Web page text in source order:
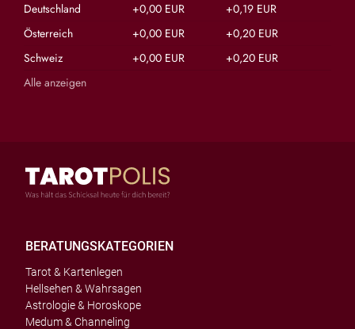
Deutschland
+0,00 EUR
+0,19 EUR
Österreich
+0,00 EUR
+0,20 EUR
Schweiz
+0,00 EUR
+0,20 EUR
Alle anzeigen
BERATUNGSKATEGORIEN
Tarot & Kartenlegen
Hellsehen & Wahrsagen
Astrologie & Horoskope
Medum & Channeling